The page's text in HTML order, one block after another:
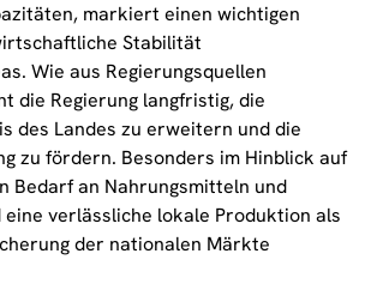
markiert einen wichtigen
Stabilität
Wie aus Regierungsquellen
die Regierung langfristig, die
des Landes zu erweitern und die
zu fördern. Besonders im Hinblick auf
Bedarf an Nahrungsmitteln und
verlässliche lokale Produktion als
der nationalen Märkte